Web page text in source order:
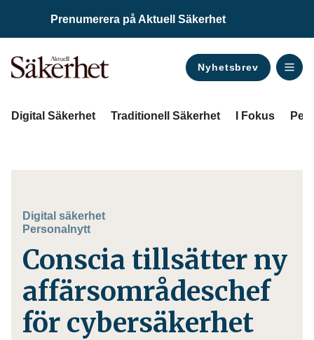
Prenumerera på Aktuell Säkerhet
Nyhetsbrev
Digital Säkerhet Traditionell Säkerhet I Fokus
Digital säkerhet
Personalnytt
Conscia tillsätter ny
affärsområdeschef
för cybersäkerhet